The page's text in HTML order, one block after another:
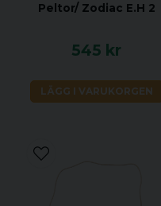
Peltor/ Zodiac E.H 2
545 kr
LÄGG I VARUKORGEN